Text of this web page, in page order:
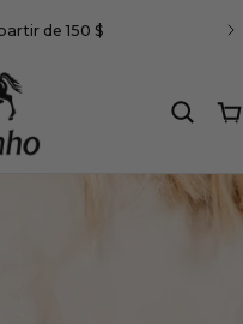
de 150 $